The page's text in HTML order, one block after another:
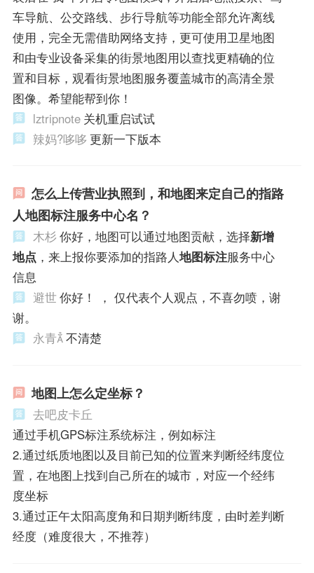
车导航、公交路线、步行导航等功能全部允许离线
使用，完全无需借助网络支持，更可使用卫星地图
和由专业设备采集的街景地图用以查找更精确的位
置和目标，观看街景地图服务覆盖城市的高清全景
图像。希望能帮到你！
lztripnote 关机重启试试
辣妈?哆哆 更新一下版本
怎么上传营业执照到，和地图来定自己的指路
人地图标注服务中心名？
木杉 你好，地图可以通过地图贡献，选择新增
地点 ，来上报你要添加的指路人地图标注服务中心
信息
避世 你好！ ， 仅代表个人观点，不喜勿喷，谢
谢。
永青不清楚
地图上怎么定坐标？
去吧皮卡丘
通过手机GPS标注系统标注，例如标注
2.通过纸质地图以及目前已知的位置来判断经纬度位
置，在地图上找到自己所在的城市，对应一个经纬
度坐标
3.通过正午太阳高度角和日期判断纬度，由时差判断
经度（难度很大，不推荐）